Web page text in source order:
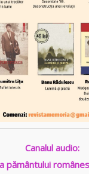
Canalul audio:
pământului